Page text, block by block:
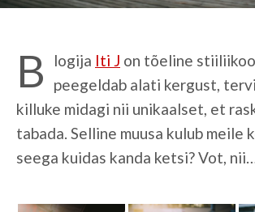
B logija Iti J on tõeline
peegeldab alati kergust,
killuke midagi nii unikaalset, et
tabada. Selline muusa kulub meile
seega kuidas kanda ketsi? Vot,